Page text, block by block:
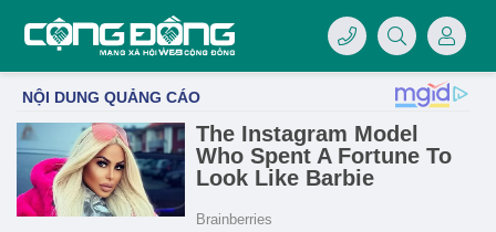
07/LOGO-